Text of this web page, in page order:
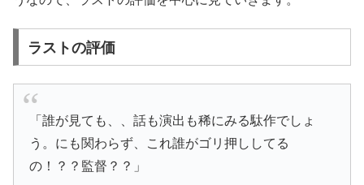
ラストの評価
「誰が見ても、、話も演出も稀にみる駄作でしょ
う。にも関わらず、これ誰がゴリ押ししてる
の！？？監督？？」